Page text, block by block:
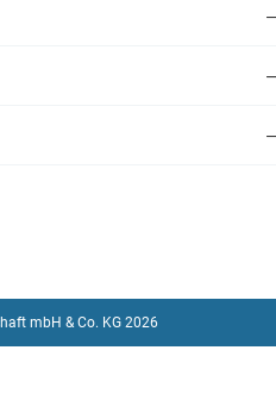
mbH & Co. KG 2026